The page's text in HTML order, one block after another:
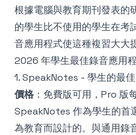
根據電腦與教育期刊發表的
的學生比不使用的學生在考
音應用程式使這種複習大大
2026 年學生最佳錄音應用
1. SpeakNotes - 學生的最
價格 ：免費版可用，Pro 版
SpeakNotes 作為學生的首
為教育而設計的。與通用錄